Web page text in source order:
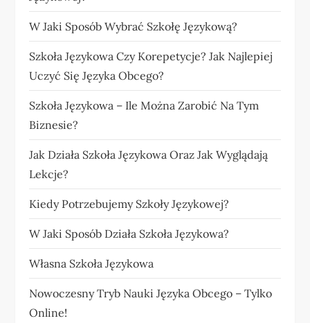
W Jaki Sposób Wybrać Szkołę Językową?
Szkoła Językowa Czy Korepetycje? Jak Najlepiej
Uczyć Się Języka Obcego?
Szkoła Językowa – Ile Można Zarobić Na Tym
Biznesie?
Jak Działa Szkoła Językowa Oraz Jak Wyglądają
Lekcje?
Kiedy Potrzebujemy Szkoły Językowej?
W Jaki Sposób Działa Szkoła Językowa?
Własna Szkoła Językowa
Nowoczesny Tryb Nauki Języka Obcego – Tylko
Online!